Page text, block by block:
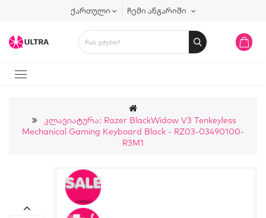
ქართული ჩემი ანგარიში
Კლავიატურა: Razer BlackWidow V3 Tenkeyless
Mechanical Gaming Keyboard Black - RZ03-03490100-
R3M1